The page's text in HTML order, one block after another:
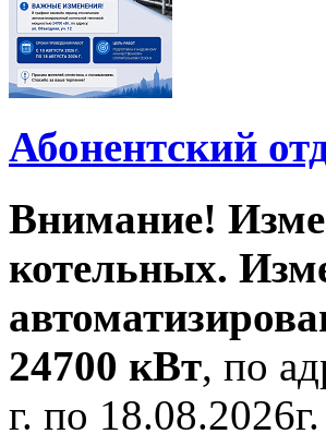
Абонентский
Внимание!
котельных.
24700 кВт, по
г. по